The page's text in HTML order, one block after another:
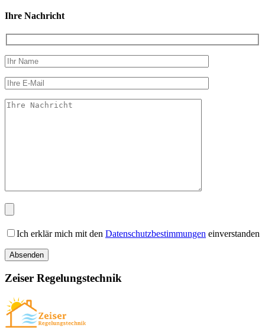
Ihre Nachricht
Ich erklär mich mit den Datenschutzbestimmungen einverstanden
Zeiser Regelungstechnik